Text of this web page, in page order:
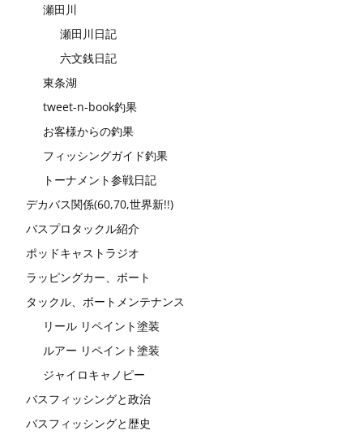
瀬田川
瀬田川日記
六文銭日記
東条湖
tweet-n-book釣果
お客様からの釣果
フィッシングガイド釣果
トーナメント参戦日記
デカバス関係(60,70,世界新!!)
バスプロタックル紹介
ポッドキャストラジオ
ラッピングカー、ボート
タックル、ボートメンテナンス
リール リペイント塗装
ルアー リペイント塗装
ジャイロキャノピー
バスフィッシングと政治
バスフィッシングと歴史